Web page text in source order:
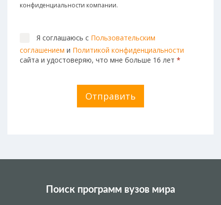
конфиденциальности компании.
Я соглашаюсь с Пользовательским
соглашением и Политикой конфиденциальности
сайта и удостоверяю, что мне больше 16 лет *
Отправить
Поиск программ вузов мира